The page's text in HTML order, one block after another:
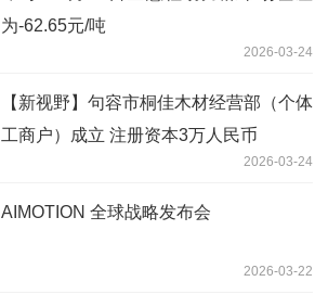
为-62.65元/吨
2026-03-24
【新视野】句容市桐佳木材经营部（个体
工商户）成立 注册资本3万人民币
2026-03-24
AIMOTION 全球战略发布会
2026-03-22